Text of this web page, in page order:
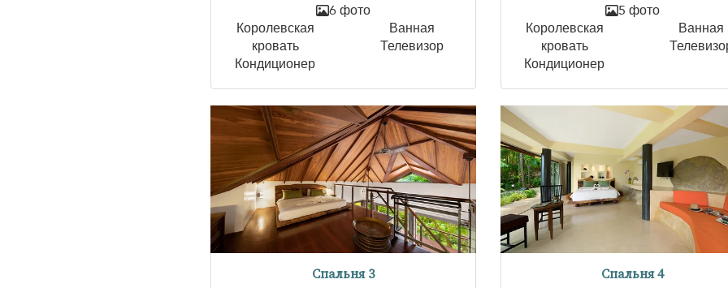
6 фото
Королевская
кровать
Ванная
Телевизор
Кондиционер
5 фото
Королевская
кровать
Ванная
Кондиционер
Спальня 3 Спальня 4